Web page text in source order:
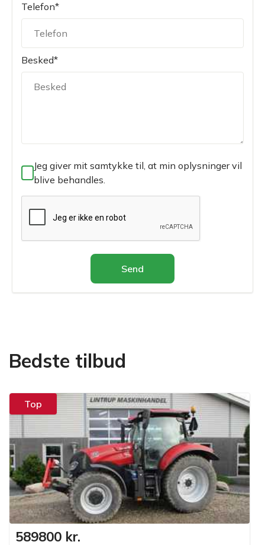
Telefon*
Besked*
Jeg giver mit samtykke til, at min oplysninger vil
blive behandles.
Send
Bedste tilbud
Top
589800 kr.